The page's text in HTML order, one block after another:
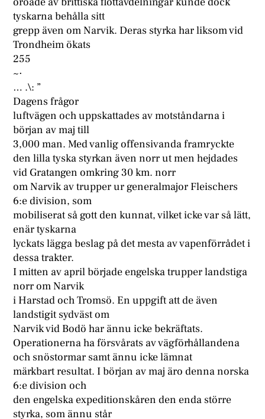
tyskarna behålla sitt
grepp även om Narvik. Deras styrka har liksom vid
Trondheim ökats
255
~·
… .\: ”
Dagens frågor
luftvägen och uppskattades av motståndarna i
början av maj till
3,000 man. Med vanlig offensivanda framryckte
den lilla tyska styrkan även norr ut men hejdades
vid Gratangen omkring 30 km. norr
om Narvik av trupper ur generalmajor Fleischers
6:e division, som
mobiliserat så gott den kunnat, vilket icke var så lätt,
enär tyskarna
lyckats lägga beslag på det mesta av vapenförrådet i
dessa trakter.
I mitten av april började engelska trupper landstiga
norr om Narvik
i Harstad och Tromsö. En uppgift att de även
landstigit sydväst om
Narvik vid Bodö har ännu icke bekräftats.
Operationerna ha försvårats av vägförhållandena
och snöstormar samt ännu icke lämnat
märkbart resultat. I början av maj äro denna norska
6:e division och
den engelska expeditionskåren den enda större
styrka, som ännu står